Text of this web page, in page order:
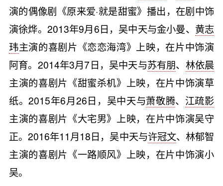
演的偶像剧《原来爱·就是甜蜜》播出，在剧中饰
演徐烨。2013年9月6日，吴中天与金小曼、 黄志
玮主演的喜剧片《恋恋海湾》上映，在片中饰演
阿育。2014年3月7日，吴中天与苏有朋、 林依晨
主演的喜剧片《甜蜜杀机》上映，在片中饰演草
纸。2015年6月26日，吴中天与萧敬腾、 江疏影
主演的喜剧片《大宅男》上映，在片中饰演吴守
正。2016年11月18日，吴中天与许冠文、林郁智
主演的喜剧片《一路顺风》上映，在片中饰演小
吴。